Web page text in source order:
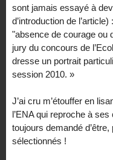
sont jamais essayé à
d’introduction de
"absence de courage ou
jury du concours de
dresse un portrait
session 2010. »
J’ai cru m’étouffer en
l’ENA qui reproche à
toujours demandé
sélectionnés !